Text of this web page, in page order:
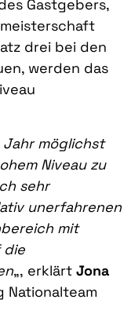
Gastgebers,
drei bei den
werden das
Jahr möglichst
Niveau zu
sehr
unerfahrenen
mit
die
„, erklärt Jona
Nationalteam